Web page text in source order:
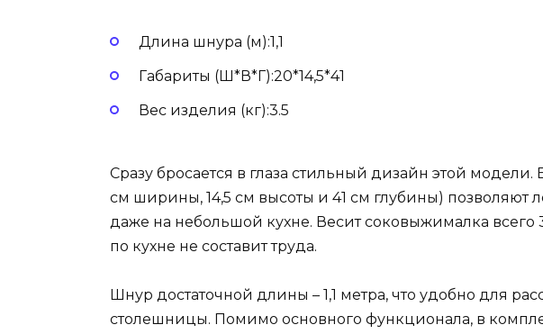
Длина шнура (м):1,1
Габариты (Ш*В*Г):20*14,5*41
Вес изделия (кг):3.5
Сразу бросается в глаза стильный дизайн этой
см ширины, 14,5 см высоты и 41 см глубины) позволяют
даже на небольшой кухне. Весит соковыжималка всего
по кухне не составит труда.
Шнур достаточной длины – 1,1 метра, что удобно для
столешницы. Помимо основного функционала, в